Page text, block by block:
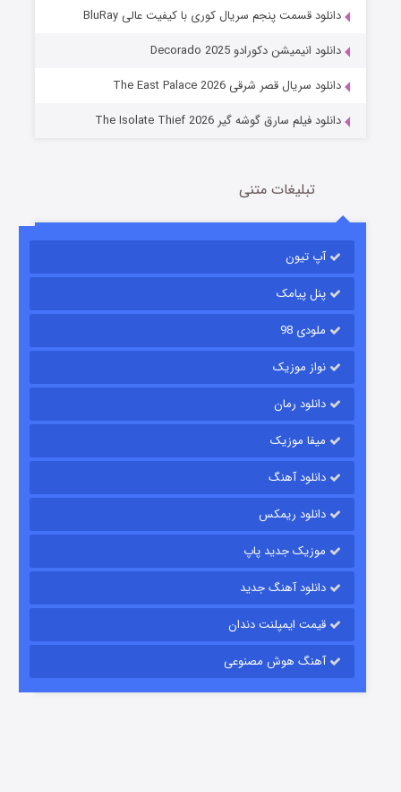
عملیات آپارتمان
قسمت2 (زیرنویس) منتشر شد
شکست استوارت در نجات جهان
قسمت
دانلود قسمت پنجم سریال کوری با کیفیت عالی BluRay
دانلود انیمیشن دکورادو Decorado 2025
دانلود سریال قصر شرقی The East Palace 2026
دانلود فیلم سارق گوشه گیر The Isolate Thief 2026
تبلیغات متنی
آپ تیون
پنل پیامک
ملودی 98
نواز موزیک
دانلود رمان
میفا موزیک
دانلود آهنگ
دانلود ریمکس
موزیک جدید پاپ
دانلود آهنگ جدید
قیمت ایمپلنت دندان
آهنگ هوش مصنوعی